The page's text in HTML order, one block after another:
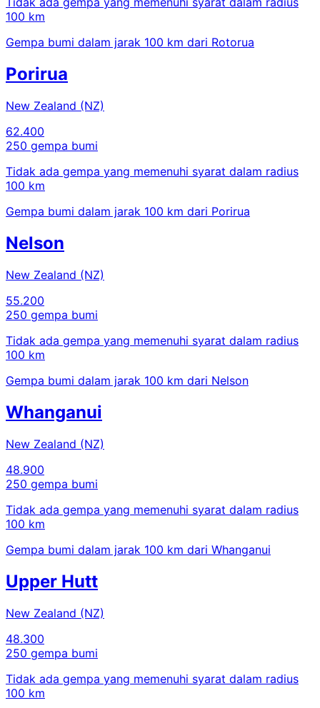
100 km
Gempa bumi dalam jarak 100 km dari Rotorua
Porirua
New Zealand (NZ)
62.400
250 gempa bumi
Tidak ada gempa yang memenuhi syarat dalam radius
100 km
Gempa bumi dalam jarak 100 km dari Porirua
Nelson
New Zealand (NZ)
55.200
250 gempa bumi
Tidak ada gempa yang memenuhi syarat dalam radius
100 km
Gempa bumi dalam jarak 100 km dari Nelson
Whanganui
New Zealand (NZ)
48.900
250 gempa bumi
Tidak ada gempa yang memenuhi syarat dalam radius
100 km
Gempa bumi dalam jarak 100 km dari Whanganui
Upper Hutt
New Zealand (NZ)
48.300
250 gempa bumi
Tidak ada gempa yang memenuhi syarat dalam radius
100 km